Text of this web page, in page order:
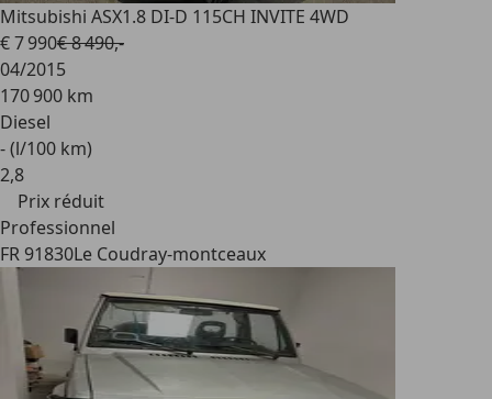
Mitsubishi ASX1.8 DI-D 115CH INVITE 4WD
€ 7 990€ 8 490,-
04/2015
170 900 km
Diesel
- (l/100 km)
2,8
Prix réduit
Professionnel
FR 91830Le Coudray-montceaux